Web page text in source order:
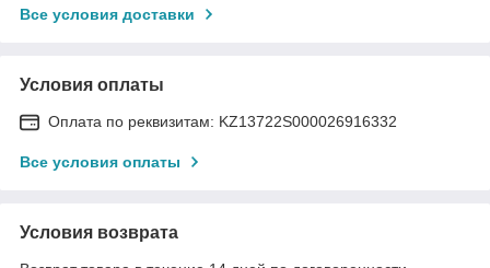
Все условия доставки
Условия оплаты
Оплата по реквизитам: KZ13722S000026916332
Все условия оплаты
Условия возврата